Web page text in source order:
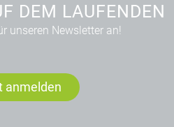
DEM LAUFENDEN
unseren Newsletter an!
anmelden